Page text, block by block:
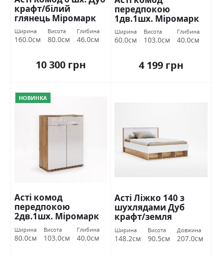
крафт/білий
глянець Міромарк
Ширина
160.0см
Висота
80.0см
Глибина
46.0см
10 300 грн
передпокою
1дв.1шх. Міромарк
Ширина
60.0см
Висота
103.0см
Глибина
40.0см
4 199 грн
НОВИНКА
Асті комод
передпокою
2дв.1шх. Міромарк
Ширина
80.0см
Висота
103.0см
Глибина
40.0см
Асті Ліжко 140 з
шухлядами Дуб
крафт/земля
Міромарк
Ширина
148.2см
Висота
90.5см
Довжина
207.0см